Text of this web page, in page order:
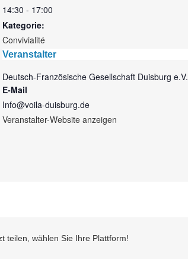
14:30 - 17:00
Kategorie:
Convivialité
Veranstalter
Deutsch-Französische Gesellschaft Duisburg e.V.
E-Mail
Info@voila-duisburg.de
Veranstalter-Website anzeigen
teilen, wählen Sie Ihre Plattform!